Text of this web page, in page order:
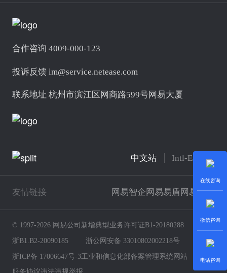
在线咨询
微信咨询
电话咨询
合作咨询 4009-000-123
投诉反馈 im@service.netease.com
联系地址 杭州市滨江区网商路599号网易大厦
中文站 Intl-English
友情链接 网易智企 网易易盾 网易云商
© 1997-2026 网易公司 新增典型业务许可证B1-20180288
浙B1.B2-20090185
浙公网安备 33010802002218号
浙ICP备 17006647号-3工业和信息化部备案管理系统网站